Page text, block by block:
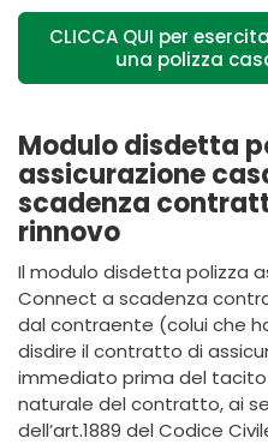
CLICCA QUI per
una polizza
Modulo disdetta
assicurazione
scadenza
rinnovo
Il modulo disdetta polizza
Connect a scadenza
dal contraente (colui che
disdire il contratto di
immediato prima del
naturale del contratto, ai
dell’art.1889 del Codice